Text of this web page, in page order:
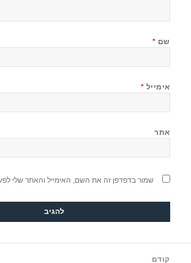
שם *
אימייל *
אתר
שמור בדפדפן זה את השם, האימייל והאתר שלי
קודם